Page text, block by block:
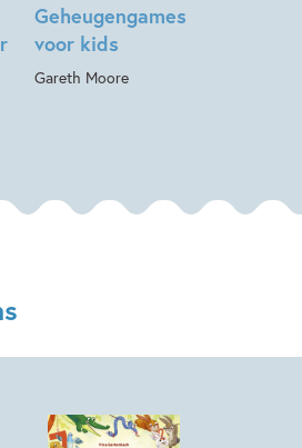
Geheugengames
voor kids
Gareth Moore